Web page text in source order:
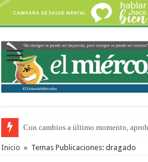
Adopción en Entre Ríos: el 35% de
Inicio » Temas Publicaciones: dragado